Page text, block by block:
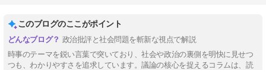
このブログのここがポイント
政治批評と社会問題を斬新な視点で解説
時事のテーマを鋭い言葉で突いており、社会や政治の裏側を明快に見せつ
つも、わかりやすさを追求しています。議論の核心を捉えるコラムは、読